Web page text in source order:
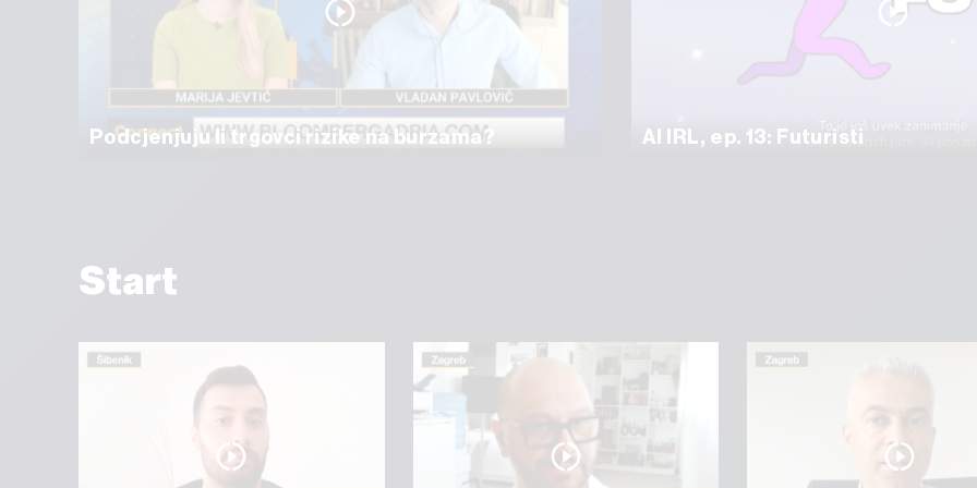
Podcjenjuju li trgovci rizike na burzama? AI IRL, ep. 13: Futuristi
Start